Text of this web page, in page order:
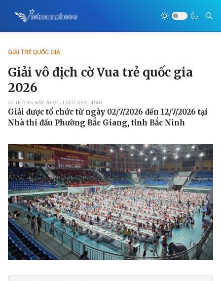
GIẢI TRẺ QUỐC GIA
Giải vô địch cờ Vua trẻ quốc gia
2026
02 THÁNG BẨY 2026 LƯỢT XEM: 4569
Giải được tổ chức từ ngày 02/7/2026 đến 12/7/2026 tại
Nhà thi đấu Phường Bắc Giang, tỉnh Bắc Ninh